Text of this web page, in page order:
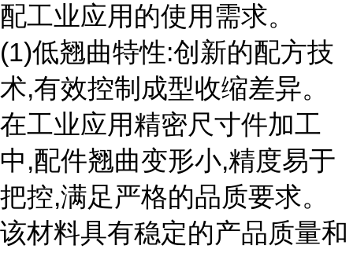
配工业应用的使用需求。
(1)低翘曲特性:创新的配方技
术,有效控制成型收缩差异。
在工业应用精密尺寸件加工
中,配件翘曲变形小,精度易于
把控,满足严格的品质要求。
该材料具有稳定的产品质量和